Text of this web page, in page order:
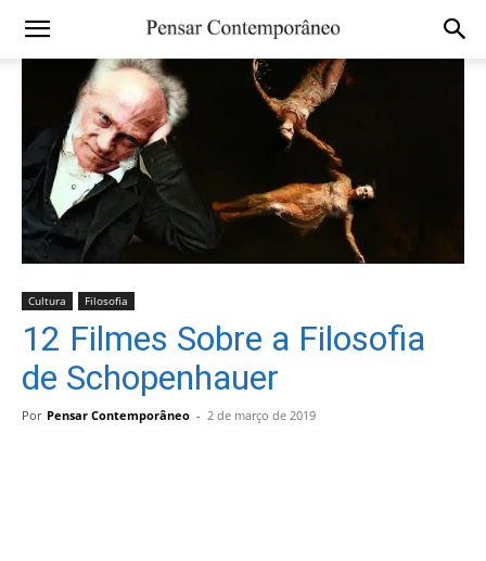
Cultura Filosofia
12 Filmes Sobre a Filosofia
de Schopenhauer
Por Pensar Contemporâneo - 2 de março de 2019